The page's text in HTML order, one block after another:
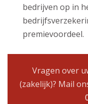
bedrijven op in
premievoordeel.
Vragen over
(zakelijk)? Mail